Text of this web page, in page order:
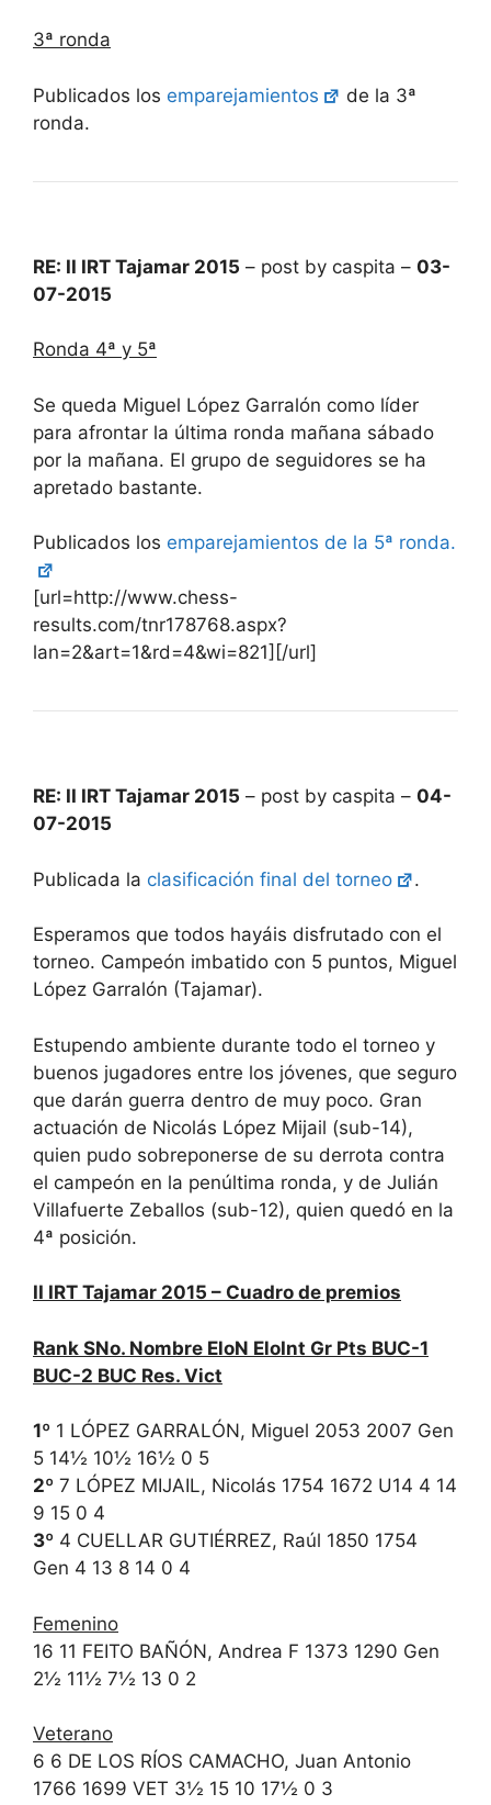
3ª ronda
Publicados los emparejamientos
de la 3ª
ronda.
RE: II IRT Tajamar 2015 – post by caspita – 03-
07-2015
Ronda 4ª y 5ª
Se queda Miguel López Garralón como líder
para afrontar la última ronda mañana sábado
por la mañana. El grupo de seguidores se ha
apretado bastante.
Publicados los emparejamientos de la 5ª ronda.
[url=http://www.chess-
results.com/tnr178768.aspx?
lan=2&art=1&rd=4&wi=821][/url]
RE: II IRT Tajamar 2015 – post by caspita – 04-
07-2015
Publicada la clasificación final del torneo .
Esperamos que todos hayáis disfrutado con el
torneo. Campeón imbatido con 5 puntos, Miguel
López Garralón (Tajamar).
Estupendo ambiente durante todo el torneo y
buenos jugadores entre los jóvenes, que seguro
que darán guerra dentro de muy poco. Gran
actuación de Nicolás López Mijail (sub-14),
quien pudo sobreponerse de su derrota contra
el campeón en la penúltima ronda, y de Julián
Villafuerte Zeballos (sub-12), quien quedó en la
4ª posición.
II IRT Tajamar 2015 – Cuadro de premios
Rank SNo. Nombre EloN EloInt Gr Pts BUC-1
BUC-2 BUC Res. Vict
1º 1 LÓPEZ GARRALÓN, Miguel 2053 2007 Gen
5 14½ 10½ 16½ 0 5
2º 7 LÓPEZ MIJAIL, Nicolás 1754 1672 U14 4 14
9 15 0 4
3º 4 CUELLAR GUTIÉRREZ, Raúl 1850 1754
Gen 4 13 8 14 0 4
Femenino
16 11 FEITO BAÑÓN, Andrea F 1373 1290 Gen
2½ 11½ 7½ 13 0 2
Veterano
6 6 DE LOS RÍOS CAMACHO, Juan Antonio
1766 1699 VET 3½ 15 10 17½ 0 3